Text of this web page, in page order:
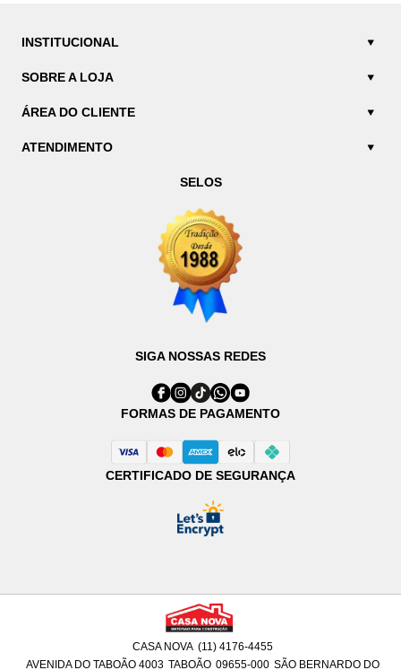
INSTITUCIONAL
SOBRE A LOJA
ÁREA DO CLIENTE
ATENDIMENTO
SELOS
SIGA NOSSAS REDES
FORMAS DE PAGAMENTO
CERTIFICADO DE SEGURANÇA
CASA NOVA (11) 4176-4455
AVENIDA DO TABOÃO 4003 TABOÃO 09655-000 SÃO BERNARDO DO